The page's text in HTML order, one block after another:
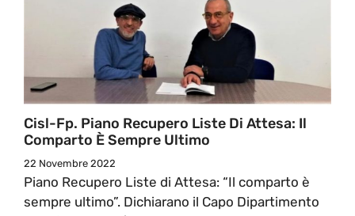
Cisl-Fp. Piano Recupero Liste Di Attesa: Il
Comparto È Sempre Ultimo
22 Novembre 2022
Piano Recupero Liste di Attesa: “Il comparto è
sempre ultimo”. Dichiarano il Capo Dipartimento